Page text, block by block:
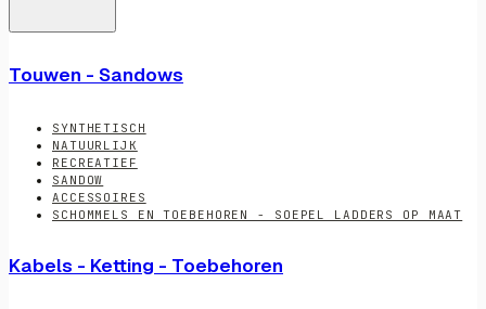
Touwen - Sandows
SYNTHETISCH
NATUURLIJK
RECREATIEF
SANDOW
ACCESSOIRES
SCHOMMELS EN TOEBEHOREN - SOEPEL LADDERS OP MAAT
Kabels - Ketting - Toebehoren